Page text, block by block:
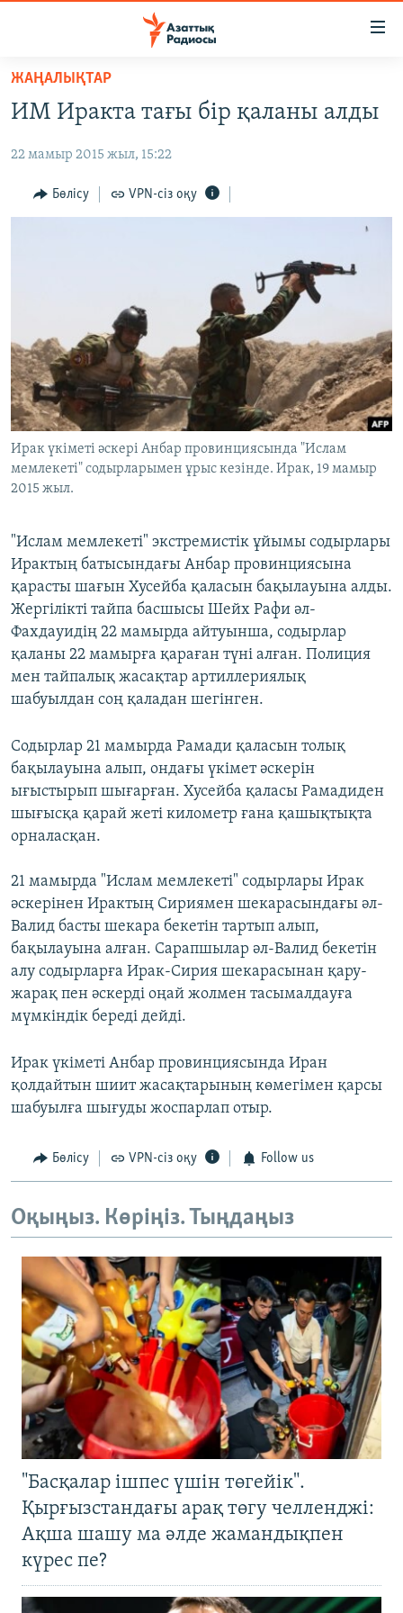
Skip
main
SkipAZATTYQTV
ҚАҢТАР ОҚИҒАСЫ
АРНАЙЫ ЖОБАЛАР
Русский
ЖАЗЫЛЫҢЫЗ
ЖАҢАЛЫҚТАР
ИМ Иракта тағы бір қаланы алды
22 мамыр 2015 жыл, 15:22
Бөлісу VPN-сіз оқу
Ирак үкіметі әскері Анбар провинциясында "Ислам
мемлекеті" содырларымен ұрыс кезінде. Ирак, 19 мамыр
2015 жыл.
"Ислам мемлекеті" экстремистік ұйымы содырлары
Ирактың батысындағы Анбар провинциясына
қарасты шағын Хусейба қаласын бақылауына алды.
Жергілікті тайпа басшысы Шейх Рафи әл-
Фахдауидің 22 мамырда айтуынша, содырлар
қаланы 22 мамырға қараған түні алған. Полиция
мен тайпалық жасақтар артиллериялық
шабуылдан соң қаладан шегінген.
Содырлар 21 мамырда Рамади қаласын толық
бақылауына алып, ондағы үкімет әскерін
ығыстырып шығарған. Хусейба қаласы Рамадиден
шығысқа қарай жеті километр ғана қашықтықта
орналасқан.
21 мамырда "Ислам мемлекеті" содырлары Ирак
әскерінен Ирактың Сириямен шекарасындағы әл-
Валид басты шекара бекетін тартып алып,
бақылауына алған. Сарапшылар әл-Валид бекетін
алу содырларға Ирак-Сирия шекарасынан қару-
жарақ пен әскерді оңай жолмен тасымалдауға
мүмкіндік береді дейді.
Ирак үкіметі Анбар провинциясында Иран
қолдайтын шиит жасақтарының көмегімен қарсы
шабуылға шығуды жоспарлап отыр.
Бөлісу VPN-сіз оқу Follow us
Оқыңыз. Көріңіз. Тыңдаңыз
"Басқалар ішпес үшін төгейік".
Қырғызстандағы арақ төгу челленджі:
Ақша шашу ма әлде жамандықпен
күрес пе?